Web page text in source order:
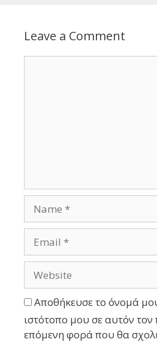
Leave a Comment
Αποθήκευσε το όνομά
ιστότοπο μου σε αυτόν τον
επόμενη φορά που θα